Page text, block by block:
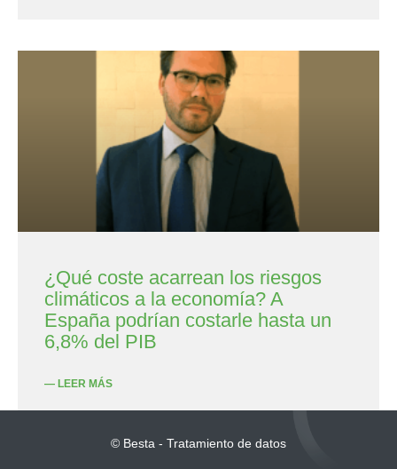
¿Qué coste acarrean los riesgos
climáticos a la economía? A
España podrían costarle hasta un
6,8% del PIB
— LEER MÁS
© Besta - Tratamiento de datos